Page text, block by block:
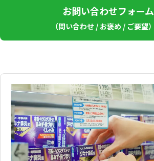
お問い合わせフォーム
（問い合わせ / お褒め / ご要望）